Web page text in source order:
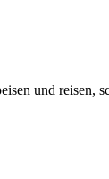
und reisen,